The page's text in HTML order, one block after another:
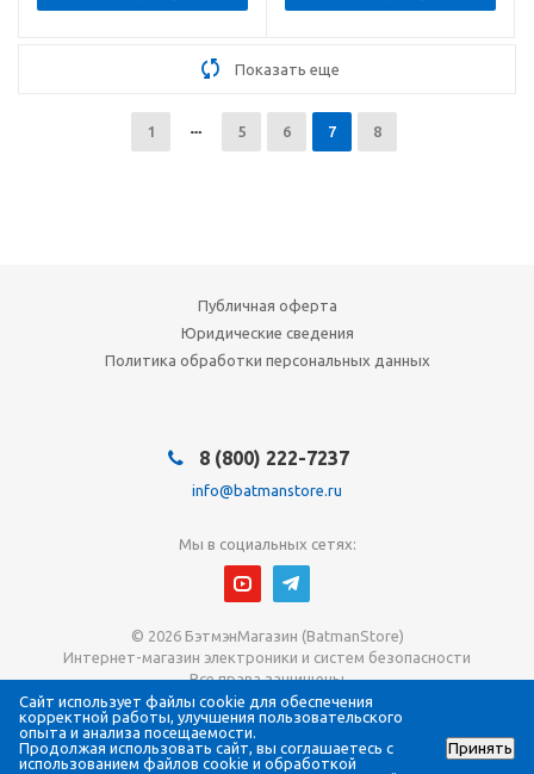
Показать еще
1 5 6 7 8
Публичная оферта
Юридические сведения
Политика обработки персональных данных
8 (800) 222-7237
info@batmanstore.ru
Мы в социальных сетях:
© 2026 БэтмэнМагазин (BatmanStore)
Интернет-магазин электроники и систем безопасности
Все права защищены
ИП Густова Джесика Ренартовна
ИНН 784808988565
ОГРНИП 317784700294058
Сайт использует файлы cookie для обеспечения
корректной работы, улучшения пользовательского
опыта и анализа посещаемости.
Продолжая использовать сайт, вы соглашаетесь с
использованием файлов cookie и обработкой
Принять